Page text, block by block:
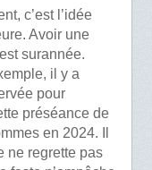
c’est l’idée
Avoir une
surannée.
il y a
pour
préséance de
en 2024. Il
ne regrette pas